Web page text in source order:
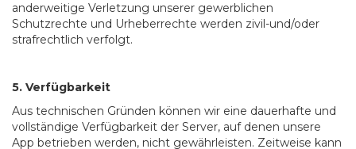
anderweitige Verletzung unserer gewerblichen
Schutzrechte und Urheberrechte werden zivil-und/oder
strafrechtlich verfolgt.
5. Verfügbarkeit
Aus technischen Gründen können wir eine dauerhafte und
vollständige Verfügbarkeit der Server, auf denen unsere
App betrieben werden, nicht gewährleisten. Zeitweise kann